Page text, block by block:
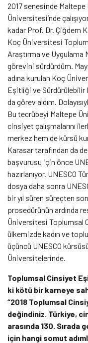
2017 senesinde
Üniversitesi’nde
kadar Prof. Dr. Çiğdem
Koç Üniversitesi
Araştırma ve Uygulama
görevini sürdürdüm.
adına kurulan Koç
Eşitliği ve Sürdürülebilir
da görev aldım.
Bu tecrübeyi Maltepe
cinsiyet çalışmalarını
merkez hem de kürsü
Karasar tarafından da
başvurusu için önce
hazırlanıyor. UNESCO
dosya daha sonra
bir yıl süren süreçten
prosedürünün ardında
Üniversitesi Toplumsal
ülkemizde kadın ve
üçüncü UNESCO
Üniversitelerinde.
Toplumsal Cinsiyet
ki kötü bir karneye
“2018 Toplumsal
değindiniz. Türkiye,
arasında 130. Sırada
için hangi somut